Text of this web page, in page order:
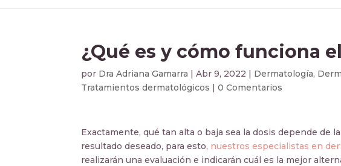
¿Qué es y cómo funciona
por Dra Adriana Gamarra |Abr 9, 2022 | Dermatología,
Tratamientos dermatológicos |0 Comentarios
Exactamente, qué tan alta o baja sea la dosis depende de
resultado deseado, para esto, nuestros especialistas en
realizarán una evaluación e indicarán cuál es la mejor